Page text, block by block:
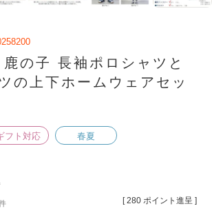
の子 長袖ポロシャツと
の上下ホームウェアセッ
フト対応 春夏
[ 280 ポイント進呈 ]